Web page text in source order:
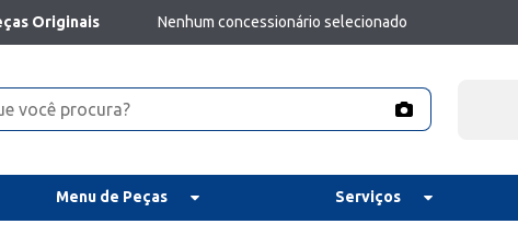
Originais Nenhum concessionário selecionado
Menu de Peças Serviços